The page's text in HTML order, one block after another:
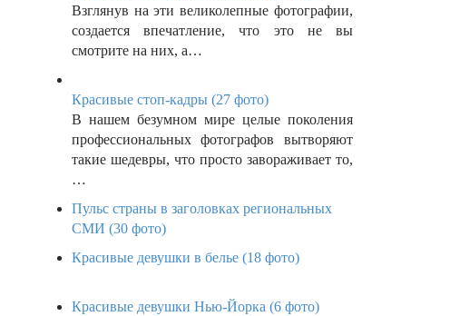
Взглянув на эти великолепные фотографии,
создается впечатление, что это не вы
смотрите на них, а…
Красивые стоп-кадры (27 фото)
В нашем безумном мире целые поколения
профессиональных фотографов вытворяют
такие шедевры, что просто завораживает то,
…
Пульс страны в заголовках региональных
СМИ (30 фото)
Красивые девушки в белье (18 фото)
Красивые девушки Нью-Йорка (6 фото)